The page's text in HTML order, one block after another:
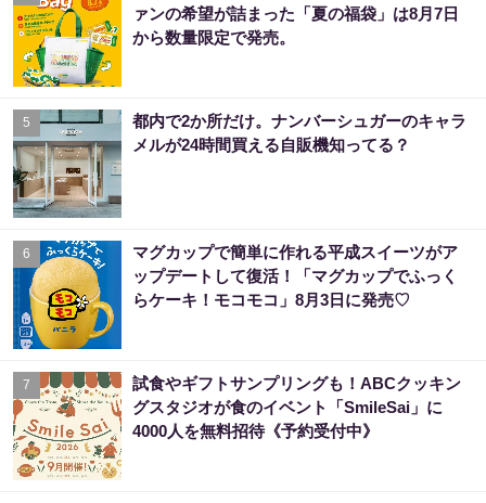
ァンの希望が詰まった「夏の福袋」は8月7日
から数量限定で発売。
5
都内で2か所だけ。ナンバーシュガーのキャラ
メルが24時間買える自販機知ってる？
6
マグカップで簡単に作れる平成スイーツがア
ップデートして復活！「マグカップでふっく
らケーキ！モコモコ」8月3日に発売♡
7
試食やギフトサンプリングも！ABCクッキン
グスタジオが食のイベント「SmileSai」に
4000人を無料招待《予約受付中》